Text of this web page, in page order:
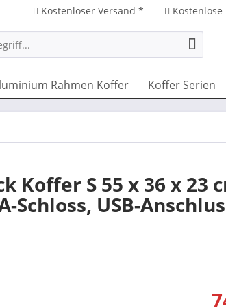
Kostenloser Versand *
Rahmen Koffer Koffer Serien
Koffer S 55 x 36 x 23
USB-